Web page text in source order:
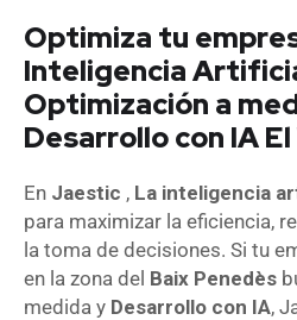
Optimiza tu
Inteligencia
Optimización a
Desarrollo con IA
En Jaestic , La inteligencia
para maximizar la eficiencia,
la toma de decisiones. Si tu
en la zona del Baix Penedès
medida y Desarrollo con IA,